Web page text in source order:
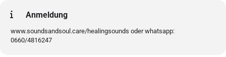
Anmeldung
www.soundsandsoul.care/healingsounds oder whatsapp:
0660/4816247